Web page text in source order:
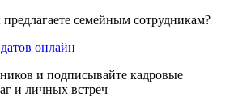
семейным сотрудникам?
онлайн
и подписывайте кадровые
и личных встреч